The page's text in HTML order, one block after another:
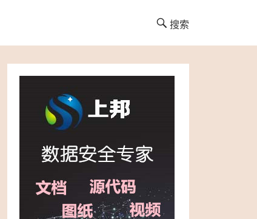
搜索